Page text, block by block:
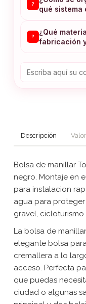
?
qué
?
¿Qué
fabricación
Descripción
Bolsa de manillar
negro. Montaje en
para instalacion
agua para
gravel,
La bolsa de
elegante bolsa
cremallera a lo
acceso. Perfecta
que puedas
ciudad o algunas